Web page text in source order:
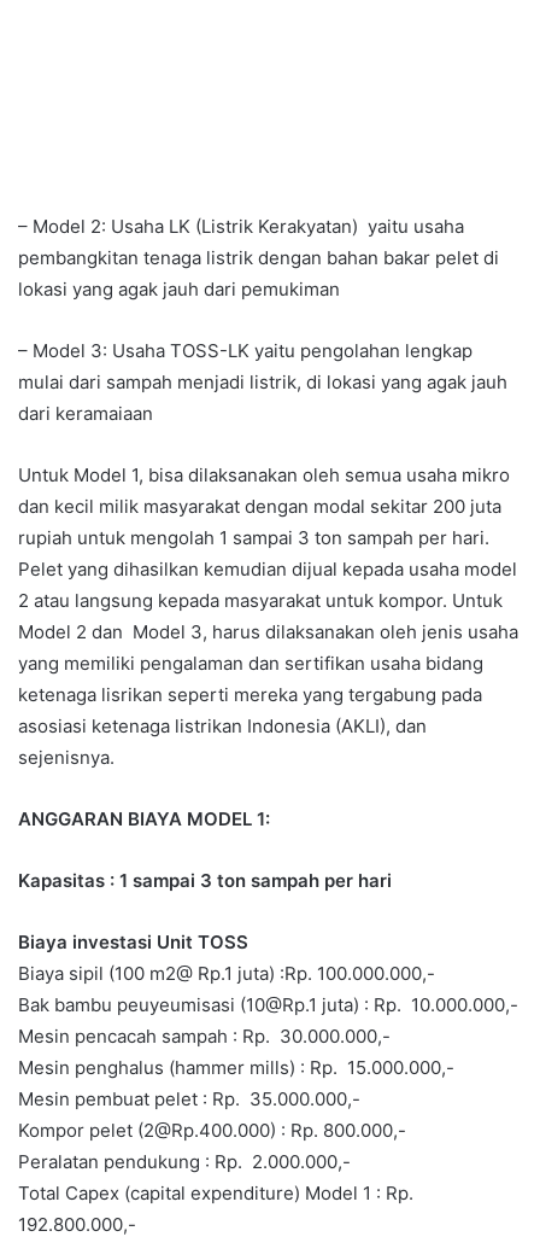
– Model 2: Usaha LK (Listrik Kerakyatan) yaitu usaha
pembangkitan tenaga listrik dengan bahan bakar pelet di
lokasi yang agak jauh dari pemukiman
– Model 3: Usaha TOSS-LK yaitu pengolahan lengkap
mulai dari sampah menjadi listrik, di lokasi yang agak jauh
dari keramaiaan
Untuk Model 1, bisa dilaksanakan oleh semua usaha mikro
dan kecil milik masyarakat dengan modal sekitar 200 juta
rupiah untuk mengolah 1 sampai 3 ton sampah per hari.
Pelet yang dihasilkan kemudian dijual kepada usaha model
2 atau langsung kepada masyarakat untuk kompor. Untuk
Model 2 dan Model 3, harus dilaksanakan oleh jenis usaha
yang memiliki pengalaman dan sertifikan usaha bidang
ketenaga lisrikan seperti mereka yang tergabung pada
asosiasi ketenaga listrikan Indonesia (AKLI), dan
sejenisnya.
ANGGARAN BIAYA MODEL 1:
Kapasitas : 1 sampai 3 ton sampah per hari
Biaya investasi Unit TOSS
Biaya sipil (100 m2@ Rp.1 juta) :Rp. 100.000.000,-
Bak bambu peuyeumisasi (10@Rp.1 juta) : Rp. 10.000.000,-
Mesin pencacah sampah : Rp. 30.000.000,-
Mesin penghalus (hammer mills) : Rp. 15.000.000,-
Mesin pembuat pelet : Rp. 35.000.000,-
Kompor pelet (2@Rp.400.000) : Rp. 800.000,-
Peralatan pendukung : Rp. 2.000.000,-
Total Capex (capital expenditure) Model 1 : Rp.
192.800.000,-